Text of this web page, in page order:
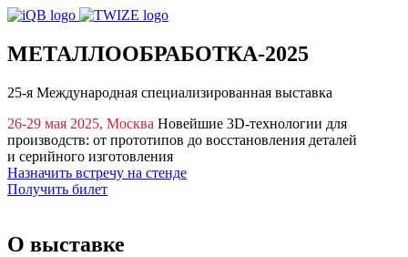
МЕТАЛЛООБРАБОТКА-2025
25-я Международная специализированная выставка
26-29 мая 2025, Москва Новейшие 3D‑технологии для
производств: от прототипов до восстановления деталей
и серийного изготовления
Назначить встречу на стенде
Получить билет
О выставке